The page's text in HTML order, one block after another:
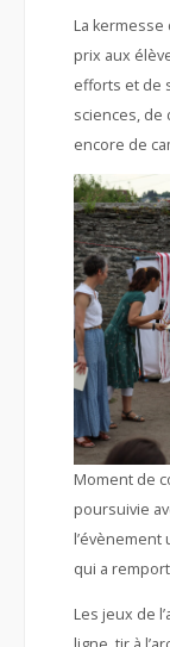
La kermesse
prix aux
efforts et de
sciences, de
encore de
Moment de
poursuivie
qui a
Les jeux de